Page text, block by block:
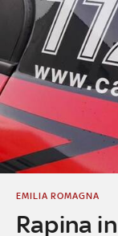
Rapina
EMILIA ROMAGNA